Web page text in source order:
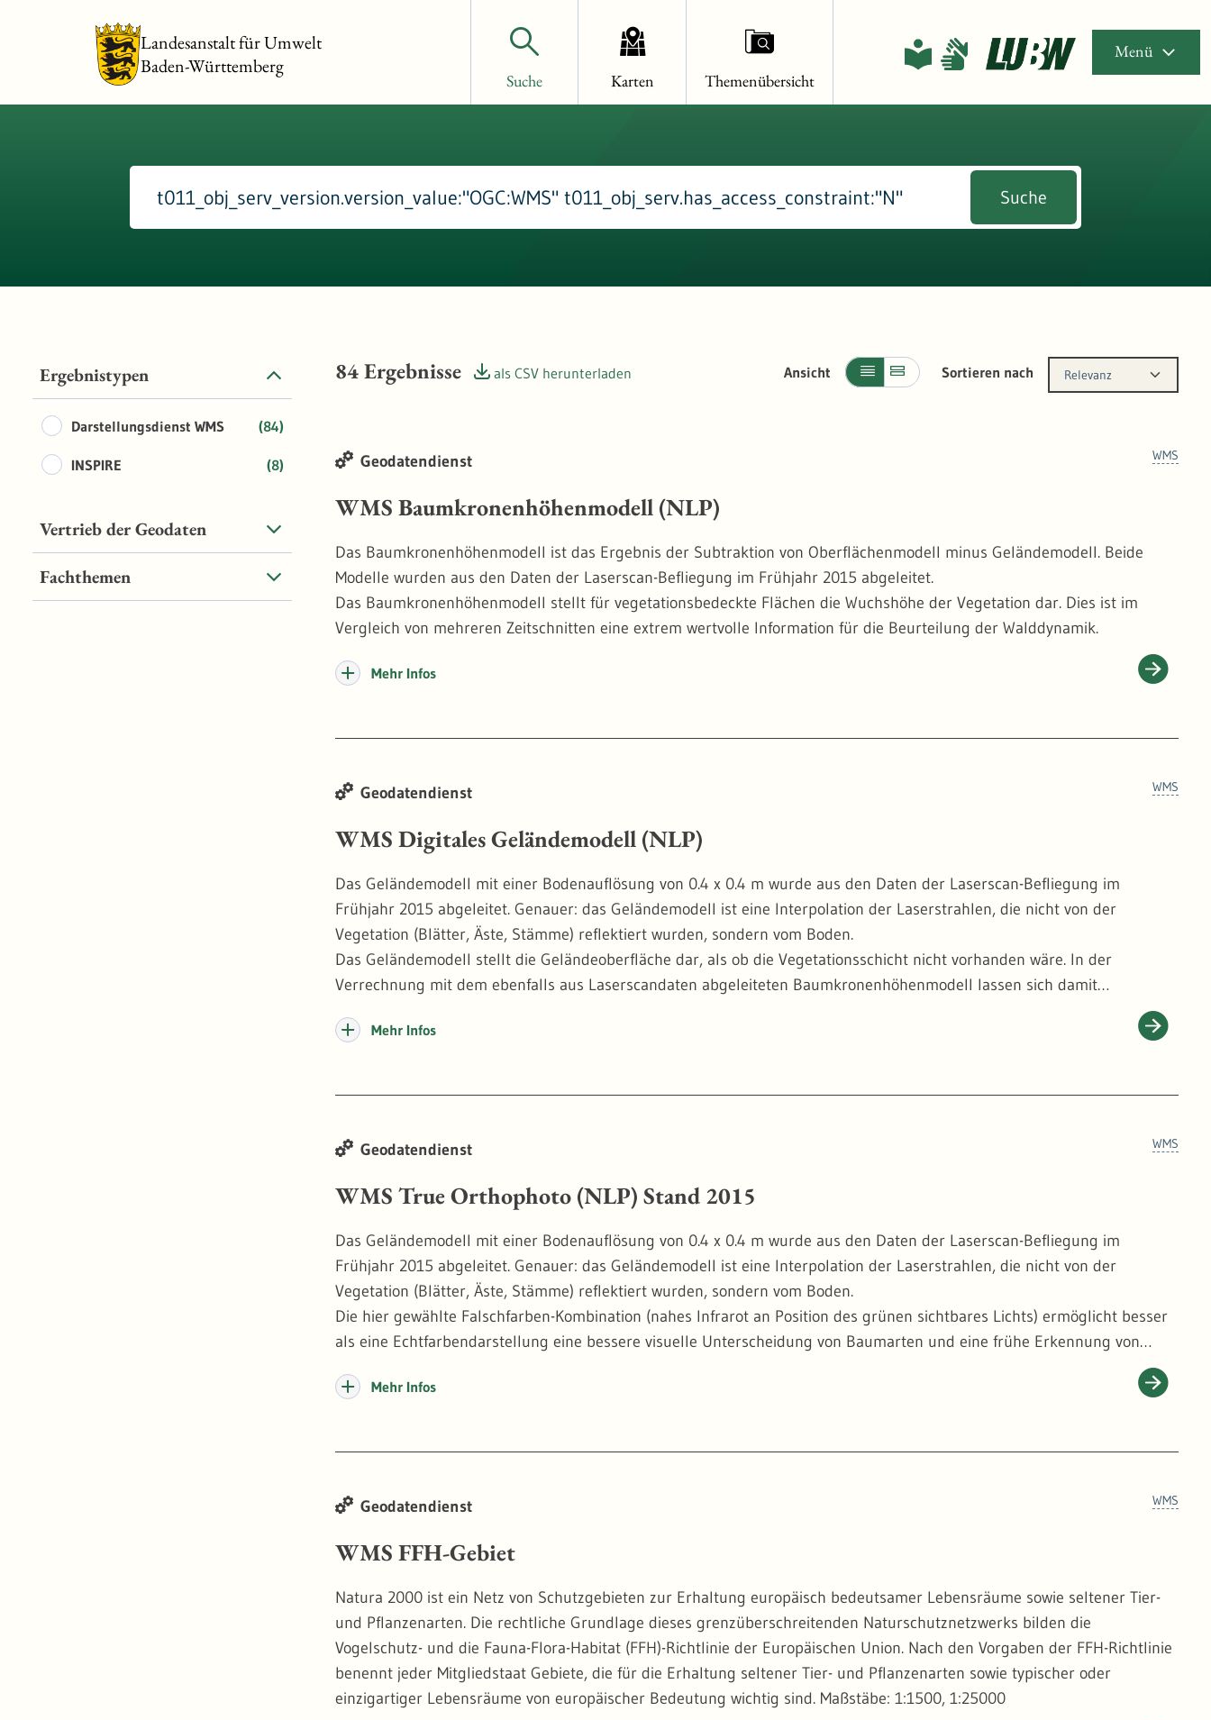
Landesanstalt für Umwelt
Baden-Württemberg
Suche Karten Themenübersicht
Menü
Suche
Ergebnistypen
(84)
Darstellungsdienst WMS
(8)
INSPIRE
Vertrieb der Geodaten
Fachthemen
84Ergebnisse als CSV herunterladen Ansicht Sortieren nach Relevanz
WMS
Geodatendienst
WMS Baumkronenhöhenmodell (NLP)
Das Baumkronenhöhenmodell ist das Ergebnis der Subtraktion von Oberflächenmodell minus Geländemodell. Beide
Modelle wurden aus den Daten der Laserscan-Befliegung im Frühjahr 2015 abgeleitet.
Das Baumkronenhöhenmodell stellt für vegetationsbedeckte Flächen die Wuchshöhe der Vegetation dar. Dies ist im
Vergleich von mehreren Zeitschnitten eine extrem wertvolle Information für die Beurteilung der Walddynamik.
Mehr Infos
WMS
Geodatendienst
WMS Digitales Geländemodell (NLP)
Das Geländemodell mit einer Bodenauflösung von 0.4 x 0.4 m wurde aus den Daten der Laserscan-Befliegung im
Frühjahr 2015 abgeleitet. Genauer: das Geländemodell ist eine Interpolation der Laserstrahlen, die nicht von der
Vegetation (Blätter, Äste, Stämme) reflektiert wurden, sondern vom Boden.
Das Geländemodell stellt die Geländeoberfläche dar, als ob die Vegetationsschicht nicht vorhanden wäre. In der
Verrechnung mit dem ebenfalls aus Laserscandaten abgeleiteten Baumkronenhöhenmodell lassen sich damit
Baumhöhen für jeden einzelnen Baum ableiten. Dies ist im Vergleich von mehreren Zeitschnitten eine extrem wertvolle
Information für die Beurteilung der Walddynamik.
Mehr Infos
WMS
Geodatendienst
WMS True Orthophoto (NLP) Stand 2015
Das Geländemodell mit einer Bodenauflösung von 0.4 x 0.4 m wurde aus den Daten der Laserscan-Befliegung im
Frühjahr 2015 abgeleitet. Genauer: das Geländemodell ist eine Interpolation der Laserstrahlen, die nicht von der
Vegetation (Blätter, Äste, Stämme) reflektiert wurden, sondern vom Boden.
Die hier gewählte Falschfarben-Kombination (nahes Infrarot an Position des grünen sichtbares Lichts) ermöglicht besser
als eine Echtfarbendarstellung eine bessere visuelle Unterscheidung von Baumarten und eine frühe Erkennung von
True Orthophoto haben den großen Vorteil, dass sie Baumkronen nicht - wie auf den üblichen Orthophotos - verkippt
Stand 2015
Mehr Infos
WMS
Geodatendienst
WMS FFH-Gebiet
Natura 2000 ist ein Netz von Schutzgebieten zur Erhaltung europäisch bedeutsamer Lebensräume sowie seltener Tier-
und Pflanzenarten. Die rechtliche Grundlage dieses grenzüberschreitenden Naturschutznetzwerks bilden die
Vogelschutz- und die Fauna-Flora-Habitat (FFH)-Richtlinie der Europäischen Union. Nach den Vorgaben der FFH-Richtlinie
benennt jeder Mitgliedstaat Gebiete, die für die Erhaltung seltener Tier- und Pflanzenarten sowie typischer oder
einzigartiger Lebensräume von europäischer Bedeutung wichtig sind. Maßstäbe: 1:1500, 1:25000